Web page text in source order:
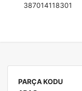
387014118301
PARÇA KODU